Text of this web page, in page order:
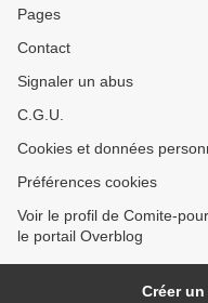
Pages
Contact
Signaler un abus
C.G.U.
Cookies et données
Préférences cookies
Voir le profil de Comite-
le portail Overblog
Créer